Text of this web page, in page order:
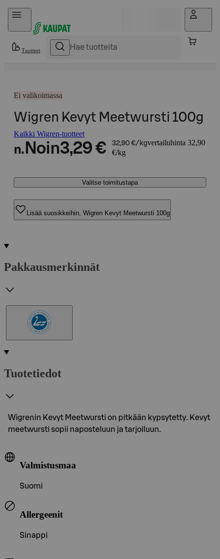
Hyppää sisältöön
Tuotteet
Ei valikoimassa
Wigren Kevyt Meetwursti 100g
Kaikki Wigren-tuotteet
n. Noin3,29 € 32,90 €/kgvertailuhinta 32,90
€/kg
Valitse toimitustapa
Lisää suosikkeihin, Wigren Kevyt Meetwursti 100g
Pakkausmerkinnät
Tuotetiedot
Wigrenin Kevyt Meetwursti on pitkään kypsytetty. Kevyt
meetwursti sopii naposteluun ja tarjoiluun.
Valmistusmaa
Suomi
Allergeenit
Sinappi